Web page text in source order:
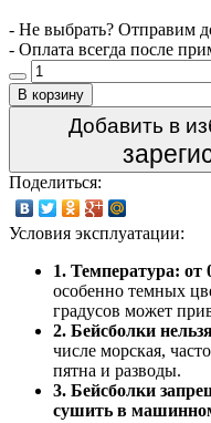
- Не выбрать? Отправим
- Оплата всегда после
В корзину
Добавить в
Поделиться:
Условия эксплуатации:
1. Температура: от
особенно темных
градусов может
2. Бейсболки
числе морская,
пятна и разводы.
3. Бейсболки
сушить в